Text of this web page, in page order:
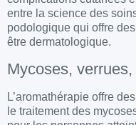
entre la science des
podologique qui offre
être dermatologique.
Mycoses,
L’aromathérapie offre
le traitement des